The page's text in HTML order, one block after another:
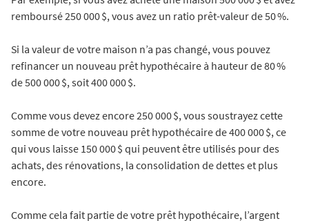
remboursé 250 000 $, vous avez un ratio prêt-valeur de 50 %.
Si la valeur de votre maison n’a pas changé, vous pouvez
refinancer un nouveau prêt hypothécaire à hauteur de 80 %
de 500 000 $, soit 400 000 $.
Comme vous devez encore 250 000 $, vous soustrayez cette
somme de votre nouveau prêt hypothécaire de 400 000 $, ce
qui vous laisse 150 000 $ qui peuvent être utilisés pour des
achats, des rénovations, la consolidation de dettes et plus
encore.
Comme cela fait partie de votre prêt hypothécaire, l’argent